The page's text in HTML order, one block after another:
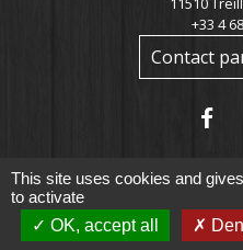
+33 4
Contact
This site uses cookies and
to activate
OK, accept all